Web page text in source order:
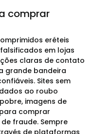
comprar
eréteis
em lojas
claras de contato
grande bandeira
Sites sem
ao roubo
imagens de
comprar
fraude. Sempre
de plataformas